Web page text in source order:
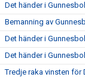
Det händer i
Bemanning av
Det händer i
Det händer i
Tredje raka vinsten för